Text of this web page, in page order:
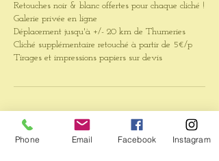
Retouches noir & blanc offertes pour chaque cliché !
Galerie privée en ligne
Déplacement jusqu'à +/- 20 km de Thumeries
Cliché supplémentaire retouché à partir de 5€/p
Tirages et impressions papiers sur devis
Coordonnées
Hauts-de-France, France
Phone Email Facebook Instagram